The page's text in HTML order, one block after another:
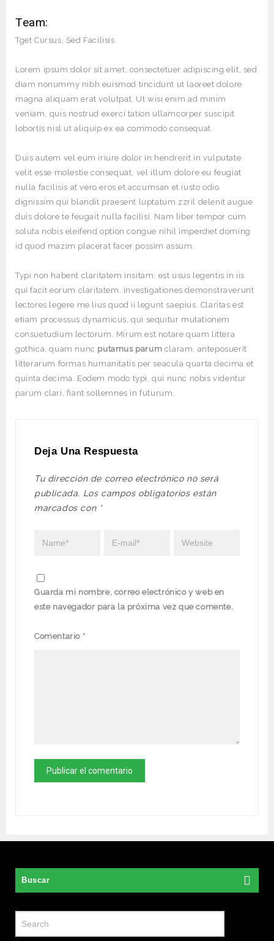
Team:
Tget Cursus, Sed Facilisis
Lorem ipsum dolor sit amet, consectetuer adipiscing elit, sed
diam nonummy nibh euismod tincidunt ut laoreet dolore
magna aliquam erat volutpat. Ut wisi enim ad minim
veniam, quis nostrud exerci tation ullamcorper suscipit
lobortis nisl ut aliquip ex ea commodo consequat.
Duis autem vel eum iriure dolor in hendrerit in vulputate
velit esse molestie consequat, vel illum dolore eu feugiat
nulla facilisis at vero eros et accumsan et iusto odio
dignissim qui blandit praesent luptatum zzril delenit augue
duis dolore te feugait nulla facilisi. Nam liber tempor cum
soluta nobis eleifend option congue nihil imperdiet doming
id quod mazim placerat facer possim assum.
Typi non habent claritatem insitam; est usus legentis in iis
qui facit eorum claritatem. Investigationes demonstraverunt
lectores legere me lius quod ii legunt saepius. Claritas est
etiam processus dynamicus, qui sequitur mutationem
consuetudium lectorum. Mirum est notare quam littera
gothica, quam nunc putamus parum claram, anteposuerit
litterarum formas humanitatis per seacula quarta decima et
quinta decima. Eodem modo typi, qui nunc nobis videntur
parum clari, fiant sollemnes in futurum.
Deja Una Respuesta
Tu dirección de correo electrónico no será
publicada. Los campos obligatorios están
marcados con *
Guarda mi nombre, correo electrónico y web en
este navegador para la próxima vez que comente.
Comentario *
Buscar